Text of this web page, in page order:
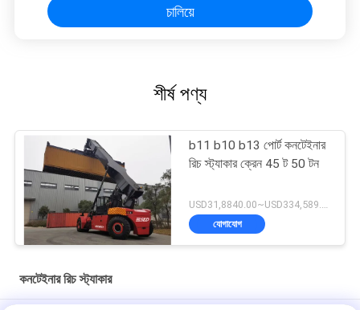
চালিয়ে
শীর্ষ পণ্য
b11 b10 b13 পোর্ট কনটেইনার
রিচ স্ট্যাকার ক্রেন 45 ট 50 টন
USD31,8840.00~USD334,589.00 Unit MOQ:1 একক
যোগাযোগ
কনটেইনার রিচ স্ট্যাকার